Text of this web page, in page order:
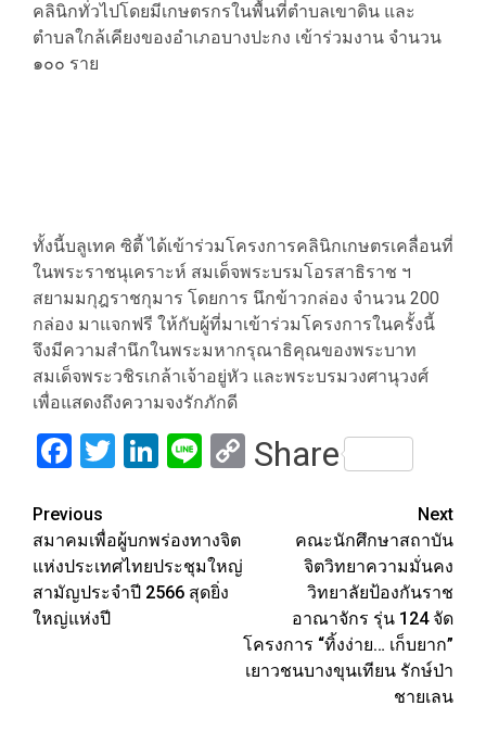
คลินิกทั่วไปโดยมีเกษตรกรในพื้นที่ตำบลเขาดิน และ
ตำบลใกล้เคียงของอำเภอบางปะกง เข้าร่วมงาน จำนวน
๑๐๐ ราย
ทั้งนี้บลูเทค ซิตี้ ได้เข้าร่วมโครงการคลินิกเกษตรเคลื่อนที่
ในพระราชนุเคราะห์ สมเด็จพระบรมโอรสาธิราช ฯ
สยามมกุฎราชกุมาร โดยการ นึกข้าวกล่อง จำนวน 200
กล่อง มาแจกฟรี ให้กับผู้ที่มาเข้าร่วมโครงการในครั้งนี้
จึงมีความสำนึกในพระมหากรุณาธิคุณของพระบาท
สมเด็จพระวชิรเกล้าเจ้าอยู่หัว และพระบรมวงศานุวงศ์
เพื่อแสดงถึงความจงรักภักดี
Facebook
Twitter
LinkedIn
LineCopy
Share
Post
navigation
Previous
สมาคมเพื่อผู้บกพร่องทางจิต
แห่งประเทศไทยประชุมใหญ่
สามัญประจำปี 2566 สุดยิ่ง
ใหญ่แห่งปี
Next
คณะนักศึกษาสถาบัน
จิตวิทยาความมั่นคง
วิทยาลัยป้องกันราช
อาณาจักร รุ่น 124 จัด
โครงการ “ทิ้งง่าย… เก็บยาก”
เยาวชนบางขุนเทียน รักษ์ป่า
ชายเลน